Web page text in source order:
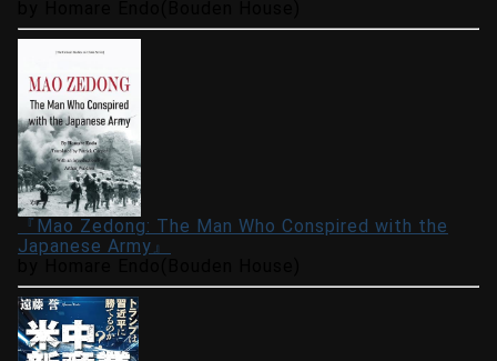
『Mao Zedong: The Man Who Conspired with the
Japanese Army』